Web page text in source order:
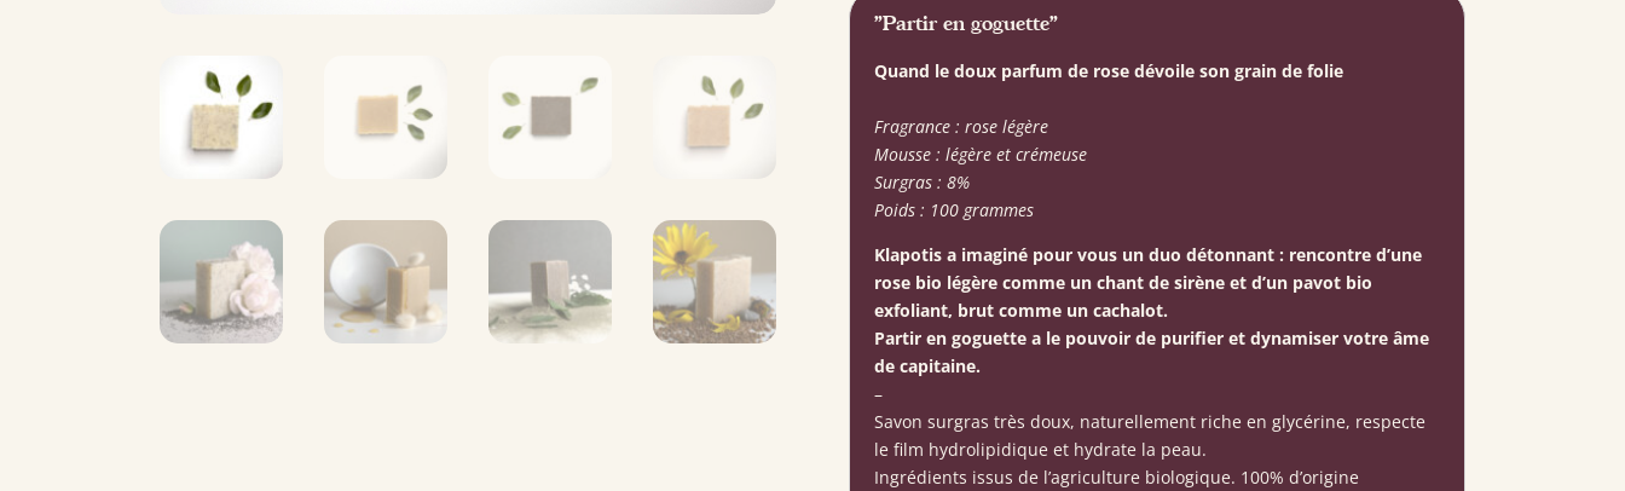
"Partir en goguette"
Quand le doux parfum de rose dévoile son grain de folie
Fragrance : rose légère
Mousse : légère et crémeuse
Surgras : 8%
Poids : 100 grammes
Klapotis a imaginé pour vous un duo détonnant : rencontre d’une
rose bio légère comme un chant de sirène et d’un pavot bio
exfoliant, brut comme un cachalot.
Partir en goguette a le pouvoir de purifier et dynamiser votre âme
de capitaine.
–
Savon surgras très doux, naturellement riche en glycérine, respecte
le film hydrolipidique et hydrate la peau.
Ingrédients issus de l’agriculture biologique. 100% d’origine